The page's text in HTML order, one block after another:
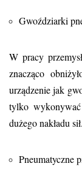
Gwoździarki
W pracy
znacząco
urządzenie jak
tylko
dużego nakładu sił.
Pneumatyczne